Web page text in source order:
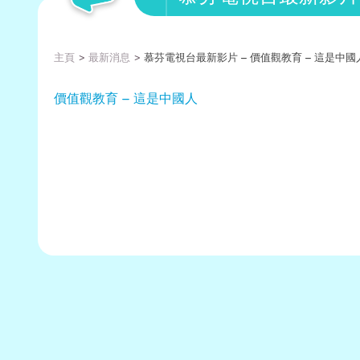
主頁 最新消息 慕芬電視台最新影片 – 價值觀教育 – 這是中國
價值觀教育 – 這是中國人